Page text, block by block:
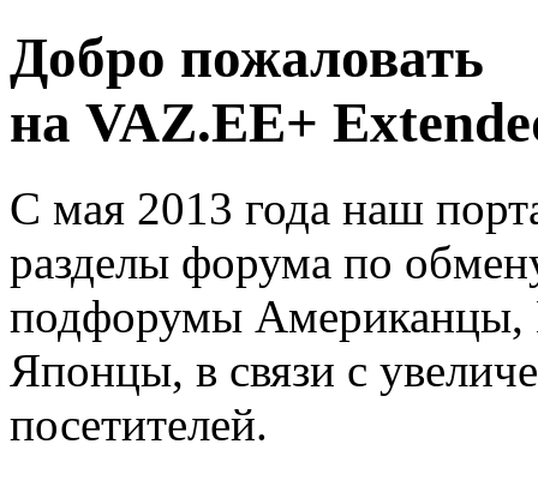
Добро пожаловать
на VAZ.EE+
С мая 2013 года наш
разделы форума по
подфорумы
Японцы, в связи с
посетителей.